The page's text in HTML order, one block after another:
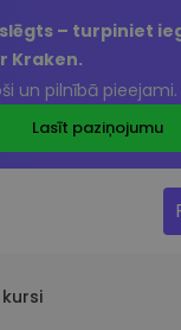
– turpiniet
Kraken.
un pilnībā pieejami.
Lasīt paziņojumu